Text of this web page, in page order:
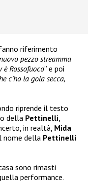
riferimento
pezzo streamma
è Rossofuoco” e poi
c’ho la gola secca,
riprende il testo
della Pettinelli
in realtà, Mida
nome della Pettinelli
sono rimasti
performance.